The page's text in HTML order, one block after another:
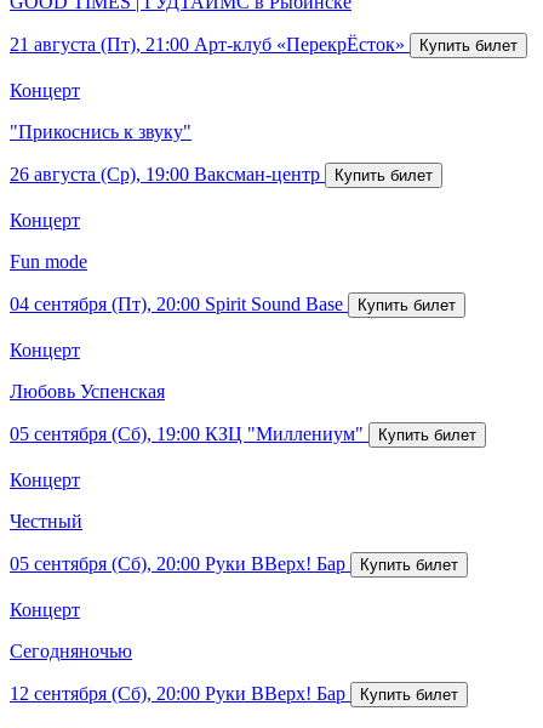
21 августа (Пт), 21:00 Арт-клуб «ПерекрЁсток»
Концерт
"Прикоснись к звуку"
26 августа (Ср), 19:00 Ваксман-центр
Концерт
Fun mode
04 сентября (Пт), 20:00 Spirit Sound Base
Концерт
Любовь Успенская
05 сентября (Сб), 19:00 КЗЦ "Миллениум"
Концерт
Честный
05 сентября (Сб), 20:00 Руки ВВерх! Бар
Концерт
Сегодняночью
12 сентября (Сб), 20:00 Руки ВВерх! Бар